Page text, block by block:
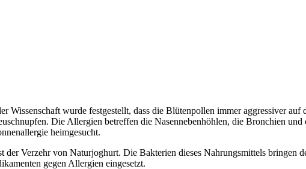
Wissenschaft wurde festgestellt, dass die Blütenpollen immer aggressiver
Die Allergien betreffen die Nasennebenhöhlen, die Bronchien
heimgesucht.
der Verzehr von Naturjoghurt. Die Bakterien dieses Nahrungsmittels bringen
gegen Allergien eingesetzt.